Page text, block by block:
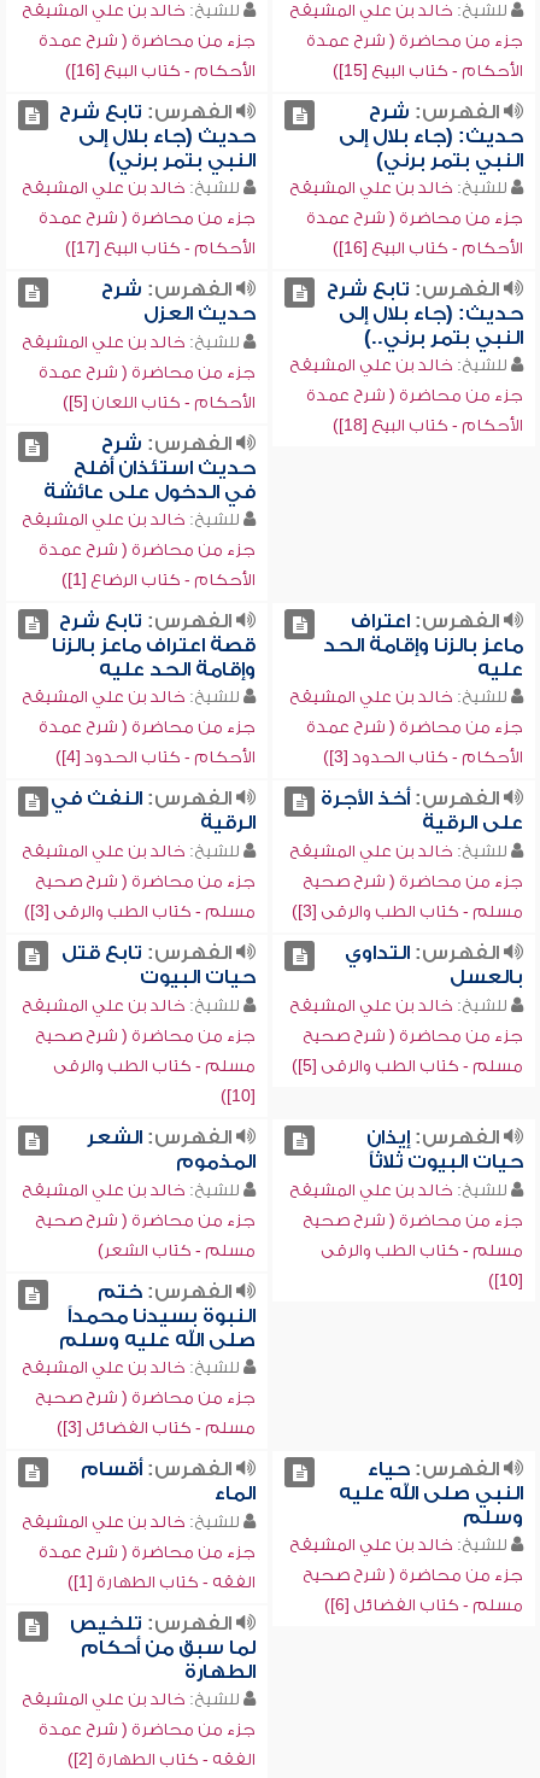
للشيخ: خالد بن علي المشيقح
جزء من محاضرة ( شرح عمدة
الأحكام - كتاب البيع [15])
للشيخ: خالد بن علي المشيقح
جزء من محاضرة ( شرح عمدة
الأحكام - كتاب البيع [16])
الفهرس: شرح
حديث: (جاء بلال إلى
النبي بتمر برني)
للشيخ: خالد بن علي المشيقح
جزء من محاضرة ( شرح عمدة
الأحكام - كتاب البيع [16])
الفهرس: تابع شرح
حديث (جاء بلال إلى
النبي بتمر برني)
للشيخ: خالد بن علي المشيقح
جزء من محاضرة ( شرح عمدة
الأحكام - كتاب البيع [17])
الفهرس: تابع شرح
حديث: (جاء بلال إلى
النبي بتمر برني..)
للشيخ: خالد بن علي المشيقح
جزء من محاضرة ( شرح عمدة
الأحكام - كتاب البيع [18])
الفهرس: شرح
حديث العزل
للشيخ: خالد بن علي المشيقح
جزء من محاضرة ( شرح عمدة
الأحكام - كتاب اللعان [5])
الفهرس: شرح
حديث استئذان أفلح
في الدخول على عائشة
للشيخ: خالد بن علي المشيقح
جزء من محاضرة ( شرح عمدة
الأحكام - كتاب الرضاع [1])
الفهرس:اعتراف
ماعز بالزنا وإقامة الحد
عليه
للشيخ: خالد بن علي المشيقح
جزء من محاضرة ( شرح عمدة
الأحكام - كتاب الحدود [3])
الفهرس: تابع شرح
قصة اعتراف ماعز بالزنا
وإقامة الحد عليه
للشيخ: خالد بن علي المشيقح
جزء من محاضرة ( شرح عمدة
الأحكام - كتاب الحدود [4])
الفهرس:أخذ الأجرة
على الرقية
للشيخ: خالد بن علي المشيقح
جزء من محاضرة ( شرح صحيح
مسلم - كتاب الطب والرقى [3])
الفهرس:النفث في
الرقية
للشيخ: خالد بن علي المشيقح
جزء من محاضرة ( شرح صحيح
مسلم - كتاب الطب والرقى [3])
الفهرس:التداوي
بالعسل
للشيخ: خالد بن علي المشيقح
جزء من محاضرة ( شرح صحيح
مسلم - كتاب الطب والرقى [5])
الفهرس: تابع قتل
حيات البيوت
للشيخ: خالد بن علي المشيقح
جزء من محاضرة ( شرح صحيح
مسلم - كتاب الطب والرقى
[10])
الفهرس:إيذان
حيات البيوت ثلاثاً
للشيخ: خالد بن علي المشيقح
جزء من محاضرة ( شرح صحيح
مسلم - كتاب الطب والرقى
[10])
الفهرس:الشعر
المذموم
للشيخ: خالد بن علي المشيقح
جزء من محاضرة ( شرح صحيح
مسلم - كتاب الشعر)
الفهرس:ختم
النبوة بسيدنا محمداً
صلى الله عليه وسلم
للشيخ: خالد بن علي المشيقح
جزء من محاضرة ( شرح صحيح
مسلم - كتاب الفضائل [3])
الفهرس:حياء
النبي صلى الله عليه
وسلم
للشيخ: خالد بن علي المشيقح
جزء من محاضرة ( شرح صحيح
مسلم - كتاب الفضائل [6])
الفهرس:أقسام
الماء
للشيخ: خالد بن علي المشيقح
جزء من محاضرة ( شرح عمدة
الفقه - كتاب الطهارة [1])
الفهرس: تلخيص
لما سبق من أحكام
الطهارة
للشيخ: خالد بن علي المشيقح
جزء من محاضرة ( شرح عمدة
الفقه - كتاب الطهارة [2])